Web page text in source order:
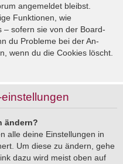
angemeldet bleibst.
Funktionen, wie
– sofern sie von der Board-
du Probleme bei der An-
wenn du die Cookies löscht.
ändern?
alle deine Einstellungen in
Um diese zu ändern, gehe
dazu wird meist oben auf